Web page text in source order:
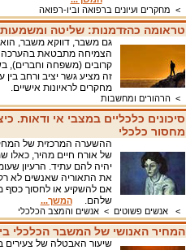
> מחקרים ועיונים ברפואה וביו-רפואה
טראומה כהזדמנות: שליטה
גם משבר, דווקא משבר, הוא
הצמיחה מתבטאת בהערכה
קרובים (משפחה וחברים),
זה מציע גשר יציב ורחב בין
מחקרים לראיונות
>הרהורים ומחשבות
סיכונים כלכליים במצבי אי ודאות.
מחסור כלכלי
ההשערה המרכזית של
של אורח חיים מהיר, כאלו
יהיה להם עתיד. הרעיון
את התאוריה שאנשים לא
אם להשקיע או לחסוך כסף
שלהם.המשך...
>
אנשים פשוטים >אנשים והמצב הכלכלי
המחיר האנושי של המשבר הכלכלי